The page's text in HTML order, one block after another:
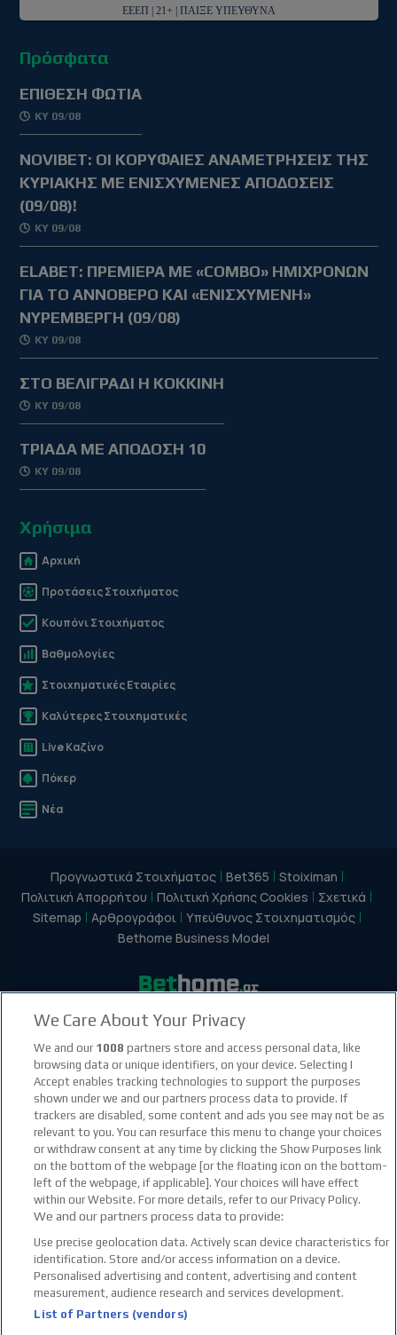
ΕΕΕΠ | 21+ | ΠΑΙΞΕ ΥΠΕΥΘΥΝΑ
Πρόσφατα
ΕΠΙΘΕΣΗ ΦΩΤΙΑ
ΚΥ 09/08
NOVIBET: OΙ ΚΟΡΥΦΑΙΕΣ ΑΝΑΜΕΤΡΗΣΕΙΣ ΤΗΣ
ΚΥΡΙΑΚΗΣ ΜΕ ΕΝΙΣΧΥΜΕΝΕΣ ΑΠΟΔΟΣΕΙΣ
(09/08)!
ΚΥ 09/08
ELABET: ΠΡΕΜΙΕΡΑ ΜΕ «COMBO» ΗΜΙΧΡΟΝΩΝ
ΓΙΑ ΤΟ ΑΝΝΟΒΕΡΟ ΚΑΙ «ΕΝΙΣΧΥΜΕΝΗ»
ΝΥΡΕΜΒΕΡΓΗ (09/08)
ΚΥ 09/08
ΣΤΟ ΒΕΛΙΓΡΑΔΙ Η ΚΟΚΚΙΝΗ
ΚΥ 09/08
ΤΡΙΑΔΑ ΜΕ ΑΠΟΔΟΣΗ 10
ΚΥ 09/08
Χρήσιμα
Αρχική
Προτάσεις Στοιχήματος
Κουπόνι Στοιχήματος
Βαθμολογίες
Στοιχηματικές Εταιρίες
Καλύτερες Στοιχηματικές
Live Καζίνο
Πόκερ
Νέα
Προγνωστικά Στοιχήματος Bet365
Stoiximan
Πολιτική Απορρήτου
Πολιτική Χρήσης Cookies
Σχετικά
Sitemap
Αρθρογράφοι
Υπεύθυνος Στοιχηματισμός
Bethome Business Model
We Care About Your Privacy
We and our 1008 partners store and access personal data, like
browsing data or unique identifiers, on your device. Selecting I
Accept enables tracking technologies to support the purposes
shown under we and our partners process data to provide. If
trackers are disabled, some content and ads you see may not be as
relevant to you. You can resurface this menu to change your choices
or withdraw consent at any time by clicking the Show Purposes link
on the bottom of the webpage [or the floating icon on the bottom-
left of the webpage, if applicable]. Your choices will have effect
within our Website. For more details, refer to our Privacy Policy.
We and our partners process data to provide:
Use precise geolocation data. Actively scan device characteristics for
identification. Store and/or access information on a device.
Personalised advertising and content, advertising and content
measurement, audience research and services development.
List of Partners (vendors)